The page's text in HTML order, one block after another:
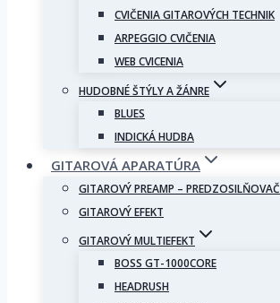
CVIČENIA GITAROVÝCH TECHNIK
ARPEGGIO CVIČENIA
WEB CVICENIA
HUDOBNÉ ŠTÝLY A ŽÁNRE
BLUES
INDICKÁ HUDBA
GITAROVÁ APARATÚRA
GITAROVÝ PREAMP – PREDZOSILŇOVAČ
GITAROVÝ EFEKT
GITAROVÝ MULTIEFEKT
BOSS GT-1000CORE
HEADRUSH